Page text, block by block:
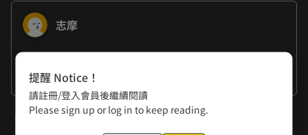
志摩
謝謝大家
下一話
提醒 Notice！
請註冊/登入會員後繼續閱讀
Please sign up or log in to keep reading.